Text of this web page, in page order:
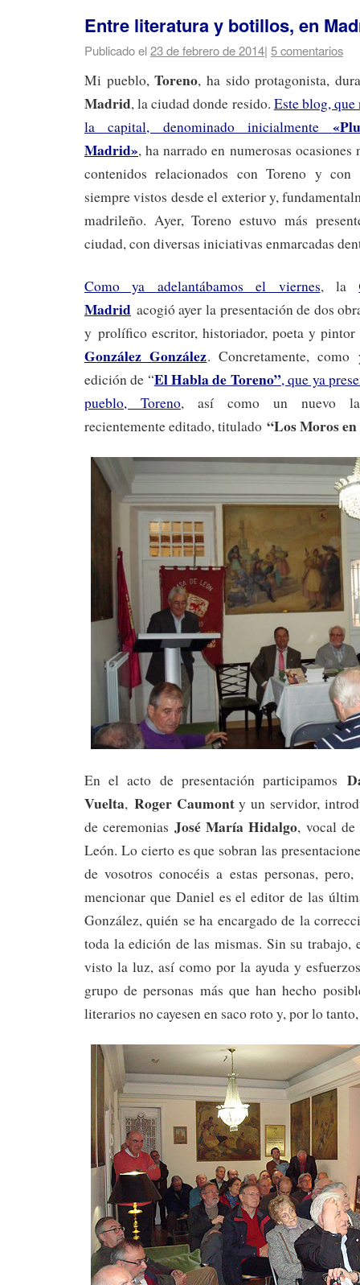
Entre literatura y botillos, en
Publicado el23 de febrero de 2014| 5 comentarios
Mi pueblo,Toreno, ha sido protagonista,
Madrid, la ciudad donde resido. Este blog,
la capital, denominado inicialmente
Madrid», ha narrado en numerosas
contenidos relacionados con Toreno y
siempre vistos desde el exterior y,
madrileño. Ayer, Toreno estuvo más
ciudad, con diversas iniciativas enmarcadas
Como ya adelantábamos el viernes, la
Madrid acogió ayer la presentación de dos
y prolífico escritor, historiador, poeta y
González González. Concretamente,
edición de “El Habla de Toreno”, que ya
pueblo, Toreno, así como un nuevo
recientemente editado, titulado “Los Moros
En el acto de presentación participamos
Vuelta, Roger Caumonty un servidor,
de ceremonias José María Hidalgo, vocal
León. Lo cierto es que sobran las
de vosotros conocéis a estas personas,
mencionar que Daniel es el editor de las
González, quién se ha encargado de la
toda la edición de las mismas. Sin su trabajo,
visto la luz, así como por la ayuda y
grupo de personas más que han hecho
literarios no cayesen en saco roto y, por lo